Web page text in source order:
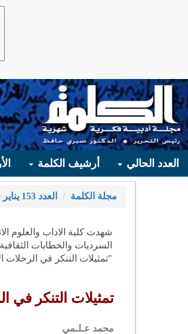
العدد الحالي أرشيف الكلمة
مجلة الكلمة العدد 153 يناير 2020
شهدت كلية الاداب والعلوم
السرديات والخطابات
"تمثيلات التنكر في الرحلات
تمثيلات التنكر في
محمد عـلـمي